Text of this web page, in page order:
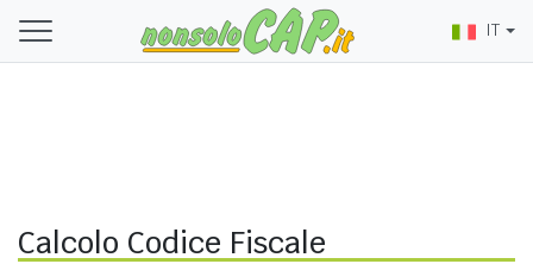
IT
Calcolo Codice Fiscale